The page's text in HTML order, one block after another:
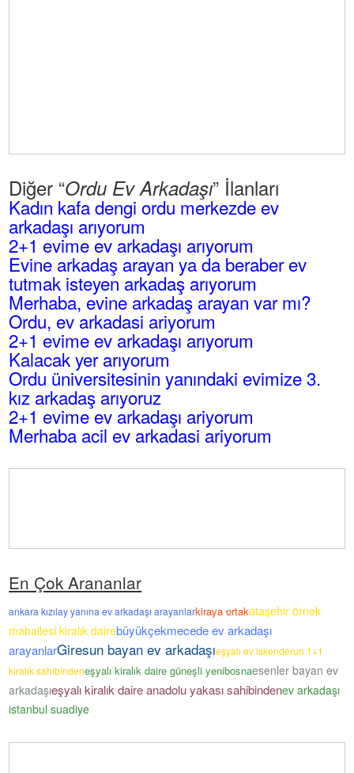
Diğer “Ordu Ev Arkadaşı” İlanları
Kadın kafa dengi ordu merkezde ev
arkadaşı arıyorum
2+1 evime ev arkadaşı arıyorum
Evine arkadaş arayan ya da beraber ev
tutmak isteyen arkadaş arıyorum
Merhaba, evine arkadaş arayan var mı?
Ordu, ev arkadasi ariyorum
2+1 evime ev arkadaşı arıyorum
Kalacak yer arıyorum
Ordu üniversitesinin yanındaki evimize 3.
kız arkadaş arıyoruz
2+1 evime ev arkadaşı ariyorum
Merhaba acil ev arkadasi ariyorum
En Çok Arananlar
ankara kızılay yanına ev arkadaşı arayanlarkiraya ortakataşehir örnek
mahallesi kiralık dairebüyükçekmecede ev arkadaşı
arayanlarGiresun bayan ev arkadaşıeşyalı ev iskenderun 1+1
kiralık sahibindeneşyalı kiralık daire güneşli yenibosnaesenler bayan ev
arkadaşıeşyalı kiralık daire anadolu yakası sahibindenev arkadaşı
istanbul suadiye